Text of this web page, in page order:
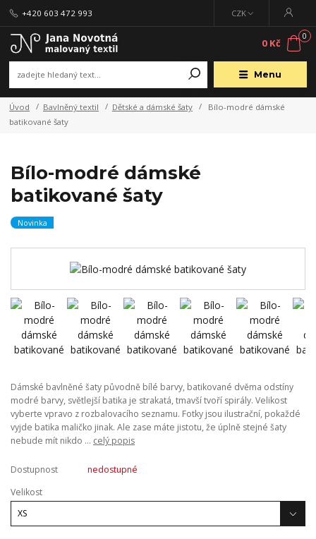
Menu
CZK
+420 603 472 993
0
0 Kč
Úvod Bavlněný textil Dětské a dámské šaty
Bílo-modré dámské
batikované šaty
Bílo-modré dámské
batikované šaty
Novinka
Dámské bavlněné šaty původně bílé barvy, batikované dvěma odstíny
modré barvy, světlejší batika je strakatá, tmavší tvoří spirály. Velikost
vyberte vpravo z rozbalovacího seznamu. Fotky jsou ilustrační, pokaždé
vyjde batika maličko jinak. Ale zase máte jistotu, že úplně stejné šaty
nebude mít nikdo ... celý popis
Dostupnost
nedostupné
Velikost